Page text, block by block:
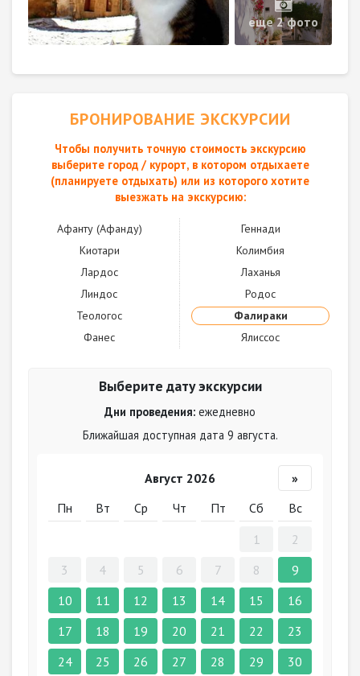
еще 2 фото
БРОНИРОВАНИЕ ЭКСКУРСИИ
Чтобы получить точную стоимость экскурсию
выберите город / курорт, в котором отдыхаете
(планируете отдыхать) или из которого хотите
выезжать на экскурсию:
Афанту (Афанду)
Геннади
Киотари
Колимбия
Лардос
Лаханья
Линдос
Родос
Теологос
Фалираки
Фанес
Ялисcос
Выберите дату экскурсии
Дни проведения: ежедневно
Ближайшая доступная дата 9 августа.
Август 2026
»
Пн
Вт Ср Чт Пт Сб
Вс
1
2
3
4 5 6 7 8
9
10
11 12 13 14 15
16
17
18 19 20 21 22
23
24
25 26 27 28 29
30